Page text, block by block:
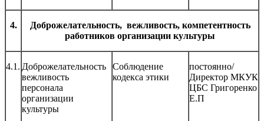
4.
Доброжелательность, вежливость, компетентность
работников организации культуры
4.1. Доброжелательность
вежливость
персонала
организации
культуры
Соблюдение
кодекса этики
постоянно/
Директор МКУК
ЦБС Григоренко
Е.П